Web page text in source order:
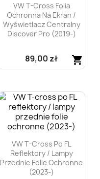
VW T-Cross Folia
Ochronna Na Ekran /
Wyświetlacz Centralny
Discover Pro (2019-)
shopping_cart
89,00 zł
VW T-Cross Po FL
Reflektory / Lampy
Przednie Folie Ochronne
(2023-)